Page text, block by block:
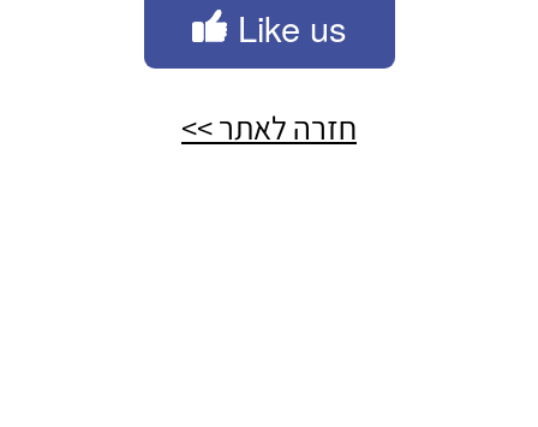
Like us
חזרה לאתר >>